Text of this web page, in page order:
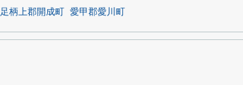
足柄上郡開成町 愛甲郡愛川町